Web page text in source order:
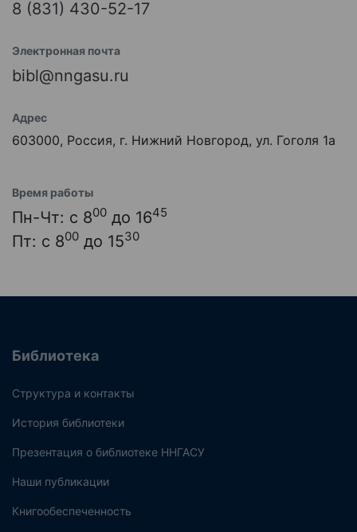
8 (831) 430-52-17
Электронная почта
bibl@nngasu.ru
Адрес
603000, Россия, г. Нижний Новгород, ул. Гоголя 1а
Время работы
Пн-Чт: с 800 до 1645
Пт: с 800 до 1530
Библиотека
Структура и контакты
История библиотеки
Презентация о библиотеке ННГАСУ
Наши публикации
Книгообеспеченность